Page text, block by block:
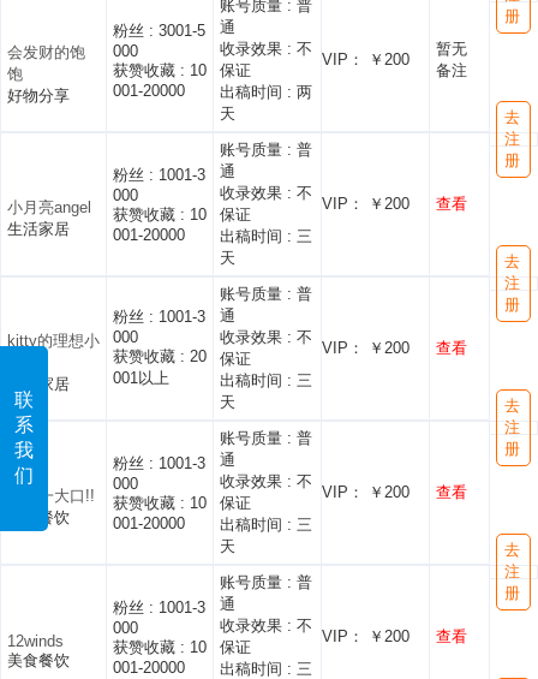
联
系
我
们
会发财的饱
饱
好物分享
粉丝 : 3001-5
000
获赞收藏 : 10
001-20000
账号质量 : 普
通
收录效果 : 不
保证
出稿时间 : 两
天
VIP： ￥200
暂无
备注
册
小月亮angel
生活家居
粉丝 : 1001-3
000
获赞收藏 : 10
001-20000
账号质量 : 普
通
收录效果 : 不
保证
出稿时间 : 三
天
VIP： ￥200 查看
去
注
册
kitty的理想小
生活家居
粉丝 : 1001-3
000
获赞收藏 : 20
001以上
账号质量 : 普
通
收录效果 : 不
保证
出稿时间 : 三
天
VIP： ￥200 查看
去
注
册
吧唧一大口!!
美食餐饮
粉丝 : 1001-3
000
获赞收藏 : 10
001-20000
账号质量 : 普
通
收录效果 : 不
保证
出稿时间 : 三
天
VIP： ￥200 查看
去
注
册
12winds
美食餐饮
粉丝 : 1001-3
000
获赞收藏 : 10
001-20000
账号质量 : 普
通
收录效果 : 不
保证
出稿时间 : 三
VIP： ￥200 查看
去
注
册